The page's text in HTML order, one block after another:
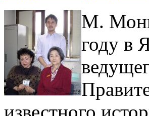
М.
году в
известного